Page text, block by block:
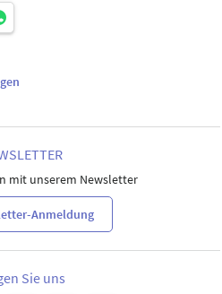
mit unserem Newsletter
Anmeldung
Sie uns